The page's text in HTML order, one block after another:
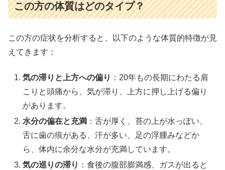
この方の体質はどのタイプ？
この方の症状を分析すると、以下のような体質的特徴が見
えてきます：
気の滞りと上方への偏り ：20年もの長期にわたる肩
こりと頭痛から、気が滞り、上方に押し上げる偏り
があります。
水分の偏在と充満 ：舌が厚く、苔の上が水っぽい、
舌に歯の痕がある、汗が多い、足の浮腫みなどか
ら、体内に余分な水分が充満しています。
気の巡りの滞り ：食後の腹部膨満感、ガスが出ると